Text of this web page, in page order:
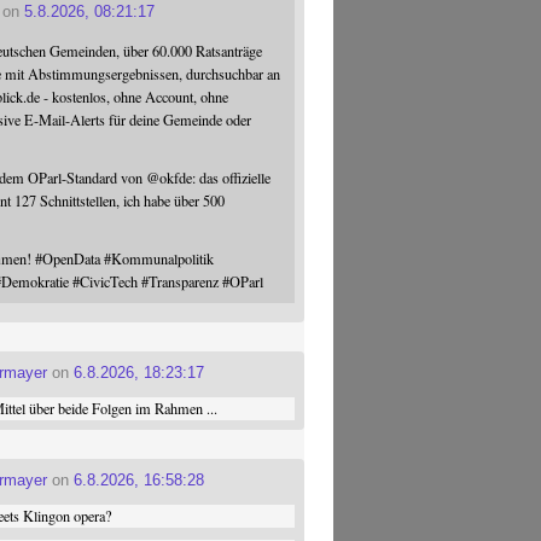
on5.8.2026, 08:21:17
Gemeinden, über 60.000 Ratsanträge
mit Abstimmungsergebnissen, durchsuchbar an
- kostenlos, ohne Account, ohne
E-Mail-Alerts für deine Gemeinde oder
OParl-Standard von @okfde: das offizielle
127 Schnittstellen, ich habe über 500
#OpenData #Kommunalpolitik
Demokratie #CivicTech #Transparenz #OParl
on6.8.2026, 18:23:17
über beide Folgen im Rahmen ...
on6.8.2026, 16:58:28
Klingon opera?